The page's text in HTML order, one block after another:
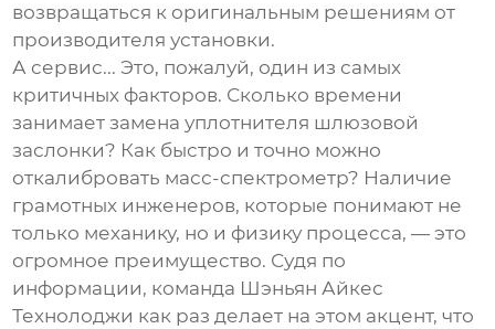
возвращаться к оригинальным решениям от
производителя установки.
А сервис... Это, пожалуй, один из самых
критичных факторов. Сколько времени
занимает замена уплотнителя шлюзовой
заслонки? Как быстро и точно можно
откалибровать масс-спектрометр? Наличие
грамотных инженеров, которые понимают не
только механику, но и физику процесса, — это
огромное преимущество. Судя по
информации, команда Шэньян Айкес
Технолоджи как раз делает на этом акцент, что